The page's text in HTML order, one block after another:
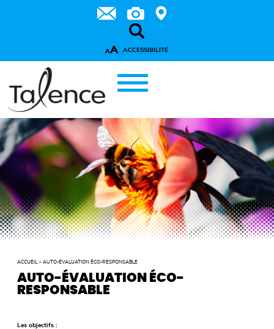
AA ACCESSIBILITÉ
ACCUEIL >AUTO-ÉVALUATION ÉCO-RESPONSABLE
AUTO-ÉVALUATION ÉCO-
RESPONSABLE
Les objectifs :